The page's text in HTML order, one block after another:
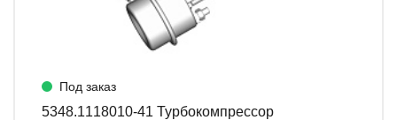
Под заказ
5348.1118010-41 Турбокомпрессор